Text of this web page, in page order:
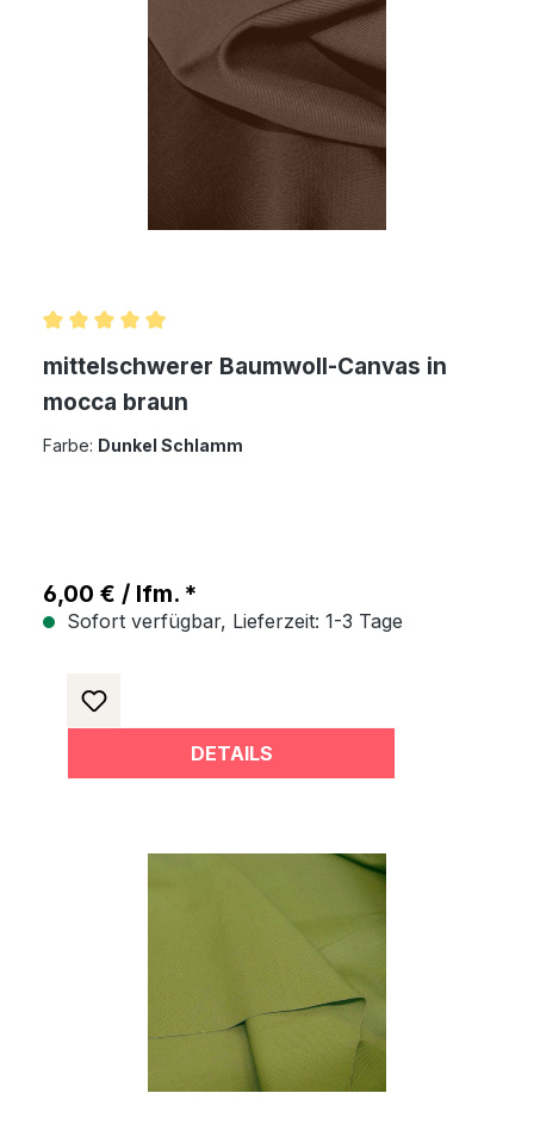
mittelschwerer Baumwoll-Canvas in
mocca braun
Farbe: Dunkel Schlamm
6,00 € / lfm. *
Sofort verfügbar, Lieferzeit: 1-3 Tage
DETAILS